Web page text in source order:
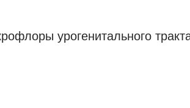
урогенитального